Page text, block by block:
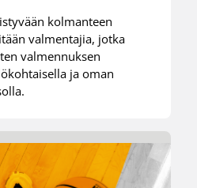
kolmanteen
valmentajia, jotka
valmennuksen
ja oman